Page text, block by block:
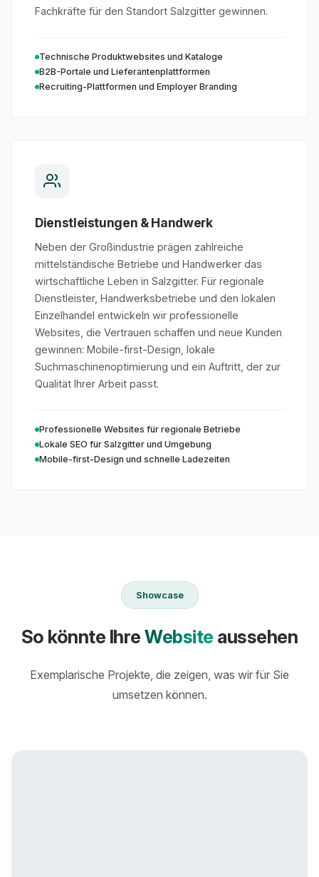
Fachkräfte für den Standort Salzgitter gewinnen.
Technische Produktwebsites und Kataloge
B2B-Portale und Lieferantenplattformen
Recruiting-Plattformen und Employer Branding
Dienstleistungen & Handwerk
Neben der Großindustrie prägen zahlreiche
mittelständische Betriebe und Handwerker das
wirtschaftliche Leben in Salzgitter. Für regionale
Dienstleister, Handwerksbetriebe und den lokalen
Einzelhandel entwickeln wir professionelle
Websites, die Vertrauen schaffen und neue Kunden
gewinnen: Mobile-first-Design, lokale
Suchmaschinenoptimierung und ein Auftritt, der zur
Qualität Ihrer Arbeit passt.
Professionelle Websites für regionale Betriebe
Lokale SEO für Salzgitter und Umgebung
Mobile-first-Design und schnelle Ladezeiten
Showcase
So könnte IhreWebsite aussehen
Exemplarische Projekte, die zeigen, was wir für Sie
umsetzen können.